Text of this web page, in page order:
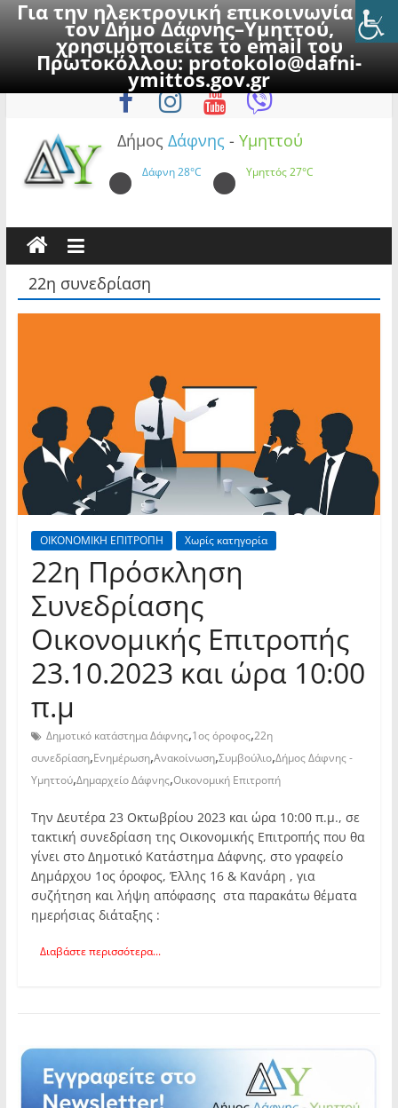
Για την ηλεκτρονική επικοινωνία με
τον Δήμο Δάφνης–Υμηττού,
χρησιμοποιείτε το email του
Πρωτοκόλλου:protokolo@dafni-
ymittos.gov.gr
to
Σάββατο, 8 Αυγούστου 2026
Δήμος Δάφνης - Υμηττού
Δάφνη28°C Υμηττός27°C
22η συνεδρίαση
ΟΙΚΟΝΟΜΙΚΗ ΕΠΙΤΡΟΠΗ Χωρίς κατηγορία
22η Πρόσκληση
Συνεδρίασης
Οικονομικής Επιτροπής
23.10.2023 και ώρα 10:00
π.μ
Δημοτικό κατάστημα Δάφνης,1ος όροφος,22η
συνεδρίαση,Ενημέρωση,Ανακοίνωση,Συμβούλιο,Δήμος Δάφνης -
Υμηττού,Δημαρχείο Δάφνης,Οικονομική Επιτροπή
Την Δευτέρα 23 Οκτωβρίου 2023 και ώρα 10:00 π.μ., σε
τακτική συνεδρίαση της Οικονομικής Επιτροπής που θα
γίνει στο Δημοτικό Κατάστημα Δάφνης, στο γραφείο
Δημάρχου 1ος όροφος, Έλλης 16 & Κανάρη , για
συζήτηση και λήψη απόφασης στα παρακάτω θέματα
ημερήσιας διάταξης :
Διαβάστε περισσότερα...